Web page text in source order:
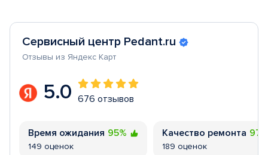
Сервисный центр Pedant.ru
Отзывы из Яндекс Карт
5.0 676 отзывов
Время ожидания 95%
149 оценок
Качество ремонта
189 оценок